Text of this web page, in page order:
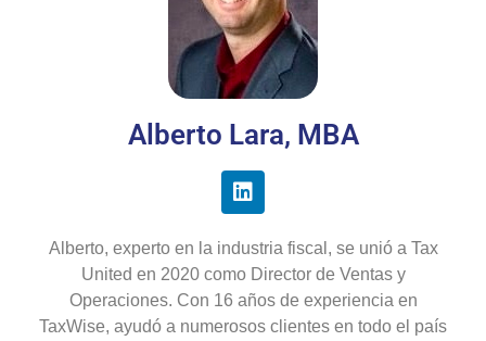
Alberto Lara, MBA
Alberto, experto en la industria fiscal, se unió a Tax
United en 2020 como Director de Ventas y
Operaciones. Con 16 años de experiencia en
TaxWise, ayudó a numerosos clientes en todo el país